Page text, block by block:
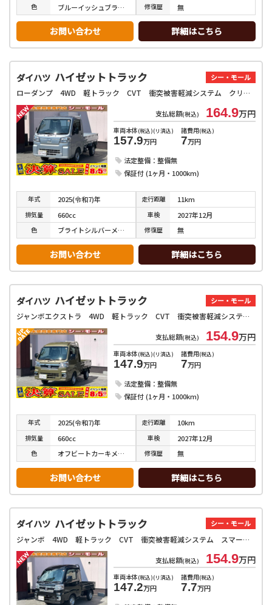
色 ブルーイッシュブラックパール３ 修復歴 無
お問い合わせ 詳細はこちら
ダイハツ ハイゼットトラック シー・モール
ローダンプ 4WD 軽トラック CVT 衝突被害軽減システム クリアランスソナー アイドリングストップ オートライト ESC エアコン パワーステアリング 運転席エアバッグ
支払総額(税込) 164.9万円
車両本体(税込)(リ済込)
157.9万円
諸費用(税込)
7万円
法定整備：整備無
保証付 (1ヶ月・1000km)
年式 2025(令和7)年 走行距離 11km
排気量 660cc 車検 2027年12月
色 ブライトシルバーメタリック 修復歴 無
お問い合わせ 詳細はこちら
ダイハツ ハイゼットトラック シー・モール
ジャンボエクストラ 4WD 軽トラック CVT 衝突被害軽減システム クリアランスソナー スマートキー アイドリングストップ 電動格納ミラー オートライト ESC エアコン パワーステアリング パワーウィンドウ
支払総額(税込) 154.9万円
車両本体(税込)(リ済込)
147.9万円
諸費用(税込)
7万円
法定整備：整備無
保証付 (1ヶ月・1000km)
年式 2025(令和7)年 走行距離 10km
排気量 660cc 車検 2027年12月
色 オフビートカーキメタリック 修復歴 無
お問い合わせ 詳細はこちら
ダイハツ ハイゼットトラック シー・モール
ジャンボ 4WD 軽トラック CVT 衝突被害軽減システム スマートキー アイドリングストップ 電動格納ミラー オートライト ESC 運転席エアバッグ
支払総額(税込) 154.9万円
車両本体(税込)(リ済込)
147.2万円
諸費用(税込)
7.7万円